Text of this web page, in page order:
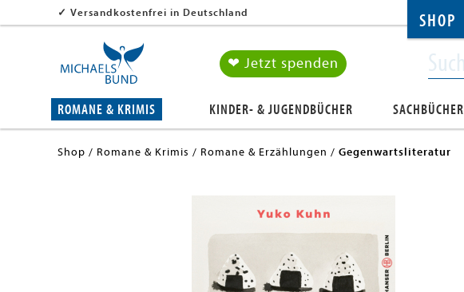
SHOP
✓ Versandkostenfrei in Deutschland
❤ Jetzt spenden
ROMANE & KRIMIS KINDER- & JUGENDBÜCHER SACHBÜCHER
Shop Romane & Krimis Romane & Erzählungen Gegenwartsliteratur